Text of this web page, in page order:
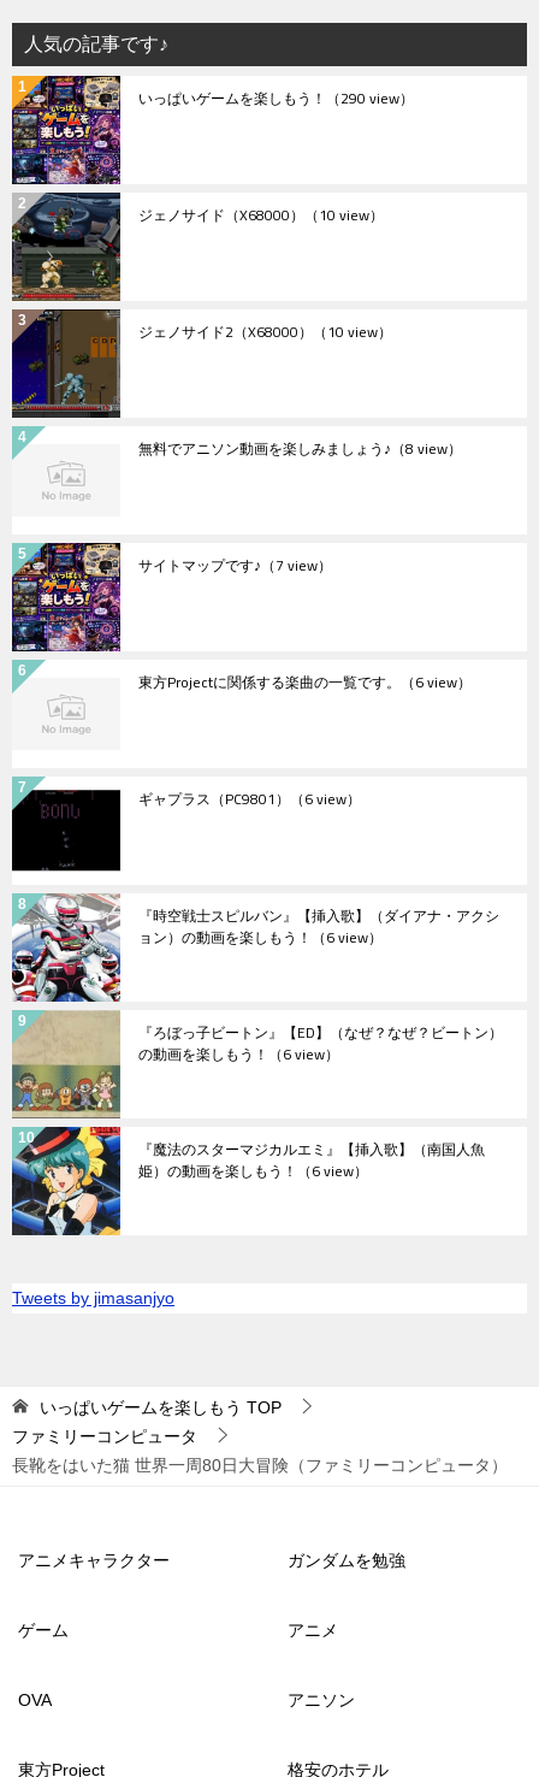
人気の記事です♪
いっぱいゲームを楽しもう！ （290 view）
ジェノサイド（X68000） （10 view）
ジェノサイド2（X68000） （10 view）
無料でアニソン動画を楽しみましょう♪ （8 view）
サイトマップです♪ （7 view）
東方Projectに関係する楽曲の一覧です。 （6 view）
ギャプラス（PC9801） （6 view）
『時空戦士スピルバン』【挿入歌】（ダイアナ・アクシ
ョン）の動画を楽しもう！ （6 view）
『ろぼっ子ビートン』【ED】（なぜ？なぜ？ビートン）
の動画を楽しもう！ （6 view）
『魔法のスターマジカルエミ』【挿入歌】（南国人魚
姫）の動画を楽しもう！ （6 view）
Tweets by jimasanjyo
いっぱいゲームを楽しもう TOP
ファミリーコンピュータ
長靴をはいた猫 世界一周80日大冒険（ファミリーコンピュータ）
アニメキャラクター ガンダムを勉強
ゲーム アニメ
OVA アニソン
東方Project 格安のホテル